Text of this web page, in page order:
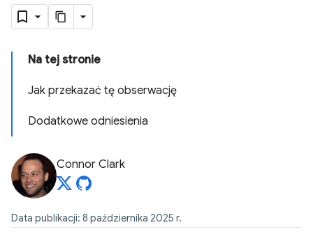
Na tej stronie
Jak przekazać tę obserwację
Dodatkowe odniesienia
Connor Clark
Data publikacji: 8 października 2025 r.